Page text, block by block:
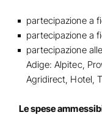
partecipazione a
partecipazione a
partecipazione
Adige: Alpitec,
Agridirect, Hotel,
Le spese